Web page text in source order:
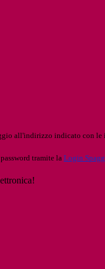
all'indirizzo indicato con le
tramite la Login